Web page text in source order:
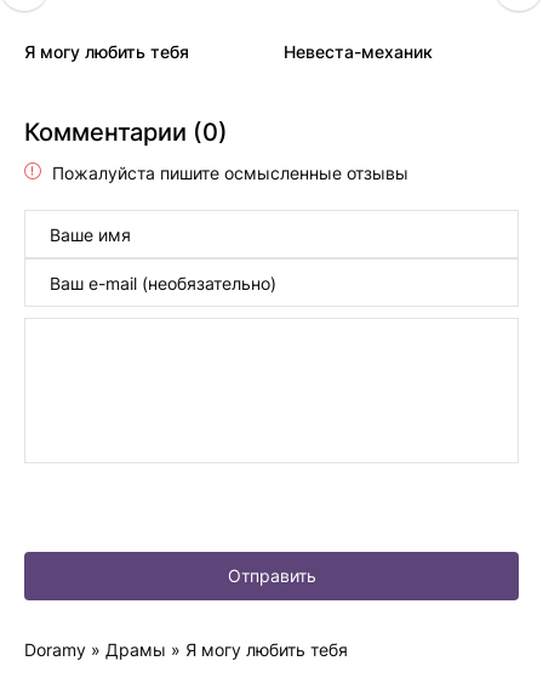
Я могу любить тебя Невеста-механик
Комментарии (0)
Пожалуйста пишите осмысленные отзывы
Отправить
Doramy » Драмы » Я могу любить тебя